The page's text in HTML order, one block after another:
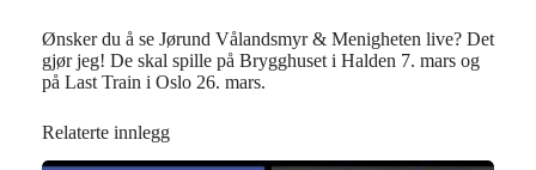
Ønsker du å se Jørund Vålandsmyr & Menigheten live? Det
gjør jeg! De skal spille på Brygghuset i Halden 7. mars og
på Last Train i Oslo 26. mars.
Relaterte innlegg